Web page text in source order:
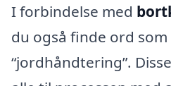
I forbindelse med
du også finde ord
“jordhåndtering”.